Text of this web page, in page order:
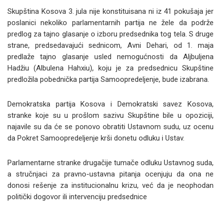
Skupština Kosova 3. jula nije konstituisana ni iz 41 pokušaja jer
poslanici nekoliko parlamentarnih partija ne žele da podrže
predlog za tajno glasanje o izboru predsednika tog tela. S druge
strane, predsedavajući sednicom, Avni Dehari, od 1. maja
predlaže tajno glasanje usled nemogućnosti da Aljbuljena
Hadžiu (Albulena Hahxiu), koju je za predsednicu Skupštine
predložila pobednička partija Samoopredeljenje, bude izabrana.
Demokratska partija Kosova i Demokratski savez Kosova,
stranke koje su u prošlom sazivu Skupštine bile u opoziciji,
najavile su da će se ponovo obratiti Ustavnom sudu, uz ocenu
da Pokret Samoopredeljenje krši donetu odluku i Ustav.
Parlamentarne stranke drugačije tumače odluku Ustavnog suda,
a stručnjaci za pravno-ustavna pitanja ocenjuju da ona ne
donosi rešenje za institucionalnu krizu, već da je neophodan
politički dogovor ili intervenciju predsednice